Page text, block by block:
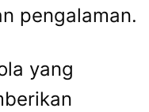
pengalaman.
yang